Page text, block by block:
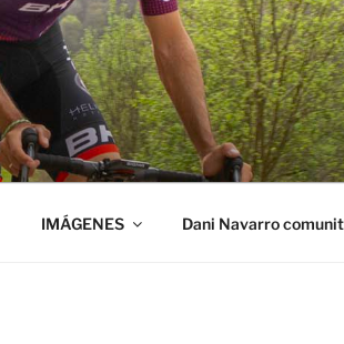
IMÁGENES Dani Navarro